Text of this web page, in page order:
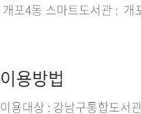
개포4동 스마트도서관 : 개
이용방법
이용대상 : 강남구통합도서